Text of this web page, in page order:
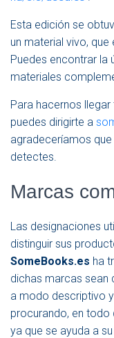
Esta edición se
un material vivo,
Puedes encontrar la
materiales
Para hacernos
puedes dirigirte a
agradeceríamos
detectes.
Marcas
Las designaciones
distinguir sus
SomeBooks.es ha
dichas marcas sean
a modo descriptivo
procurando, en todo
ya que se ayuda a